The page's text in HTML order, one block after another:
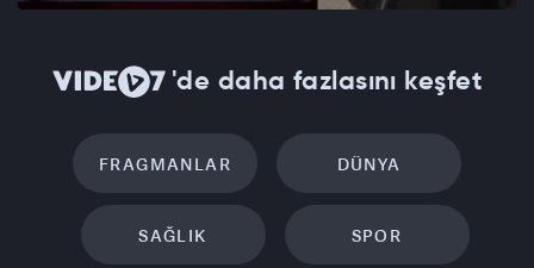
'de daha fazlasını keşfet
FRAGMANLAR DÜNYA
SAĞLIK SPOR